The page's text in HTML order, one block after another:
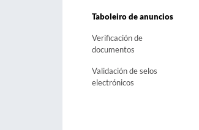
Taboleiro de anuncios
Verificación de
documentos
Validación de selos
electrónicos